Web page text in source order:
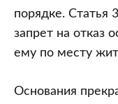
порядке. Статья
запрет на отказ
ему по месту
Основания